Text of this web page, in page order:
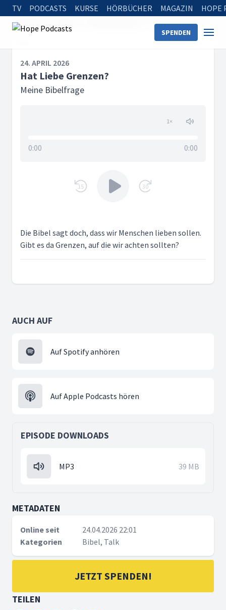
TV PODCASTS KURSE HÖRBÜCHER MAGAZIN HOPE
SPENDEN
Startseite Hat Liebe Grenzen?
24. APRIL 2026
Hat Liebe Grenzen?
Meine Bibelfrage
1×
0:00 0:00
15 30
Die Bibel sagt doch, dass wir Menschen lieben sollen.
Gibt es da Grenzen, auf die wir achten sollten?
AUCH AUF
Auf Spotify anhören
Auf Apple Podcasts hören
EPISODE DOWNLOADS
MP3 39 MB
METADATEN
Online seit
24.04.2026 22:01
Kategorien
Bibel, Talk
JETZT SPENDEN!
TEILEN